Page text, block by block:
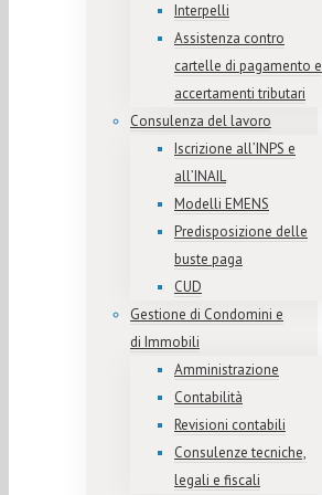
Interpelli
Assistenza contro
cartelle di pagamento e
accertamenti tributari
Consulenza del lavoro
Iscrizione all’INPS e
all’INAIL
Modelli EMENS
Predisposizione delle
buste paga
CUD
Gestione di Condomini e
di Immobili
Amministrazione
Contabilità
Revisioni contabili
Consulenze tecniche,
legali e fiscali